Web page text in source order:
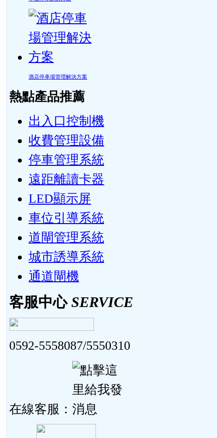
酒店停車場管理解決方案
熱點產品推薦
出入口控制機
收費管理設備
停車管理系統
遠距離讀卡器
LED顯示屏
車位引導系統
道閘管理系統
城市誘導系統
通道閘機
客服中心 SERVICE
0592-5558087/5550310
在線客服：